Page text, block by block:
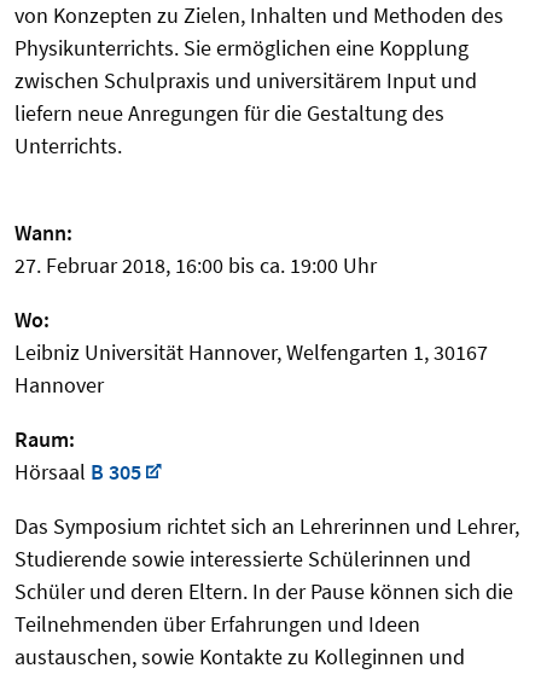
von Konzepten zu Zielen, Inhalten und Methoden des
Physikunterrichts. Sie ermöglichen eine Kopplung
zwischen Schulpraxis und universitärem Input und
liefern neue Anregungen für die Gestaltung des
Unterrichts.
Wann:
27. Februar 2018, 16:00 bis ca. 19:00 Uhr
Wo:
Leibniz Universität Hannover, Welfengarten 1, 30167
Hannover
Raum:
Hörsaal B 305
Das Symposium richtet sich an Lehrerinnen und Lehrer,
Studierende sowie interessierte Schülerinnen und
Schüler und deren Eltern. In der Pause können sich die
Teilnehmenden über Erfahrungen und Ideen
austauschen, sowie Kontakte zu Kolleginnen und